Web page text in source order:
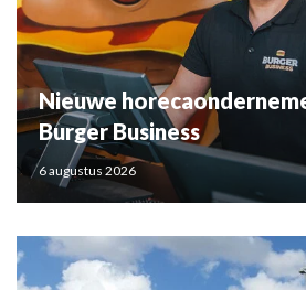
Nieuwe
Burger Business
6 augustus 2026